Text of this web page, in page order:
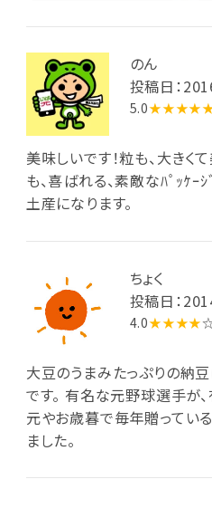
のん
投稿日：
5.0
美味しいです！粒も、大きく
も、喜ばれる、素敵なﾊﾟｯｹ
土産になります。
ちょく
投稿日：
4.0★★★★
大豆のうまみたっぷりの納
です。 有名な元野球選手が
元やお歳暮で毎年贈ってい
ました。